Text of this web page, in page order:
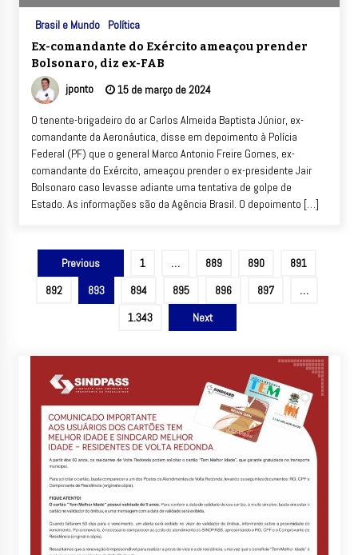
Brasil e Mundo Política
Ex-comandante do Exército ameaçou prender
Bolsonaro, diz ex-FAB
jponto 15 de março de 2024
O tenente-brigadeiro do ar Carlos Almeida Baptista Júnior, ex-
comandante da Aeronáutica, disse em depoimento à Polícia
Federal (PF) que o general Marco Antonio Freire Gomes, ex-
comandante do Exército, ameaçou prender o ex-presidente Jair
Bolsonaro caso levasse adiante uma tentativa de golpe de
Estado. As informações são da Agência Brasil. O depoimento […]
Paginação
Previous 1 … 889 890
891
892
893 894 895 896 897
…
1.343
Next